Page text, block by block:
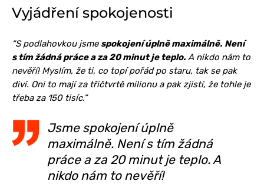
Vyjádření spokojenosti
“S podlahovkou jsme spokojení úplně maximálně. Není
s tím žádná práce a za 20 minut je teplo. A nikdo nám to
nevěří! Myslím, že ti, co topí pořád po staru, tak se pak
diví. Oni to mají za třičtvrtě milionu a pak zjistí, že tohle je
třeba za 150 tisíc.”
Jsme spokojení úplně
maximálně. Není s tím žádná
práce a za 20 minut je teplo. A
nikdo nám to nevěří!